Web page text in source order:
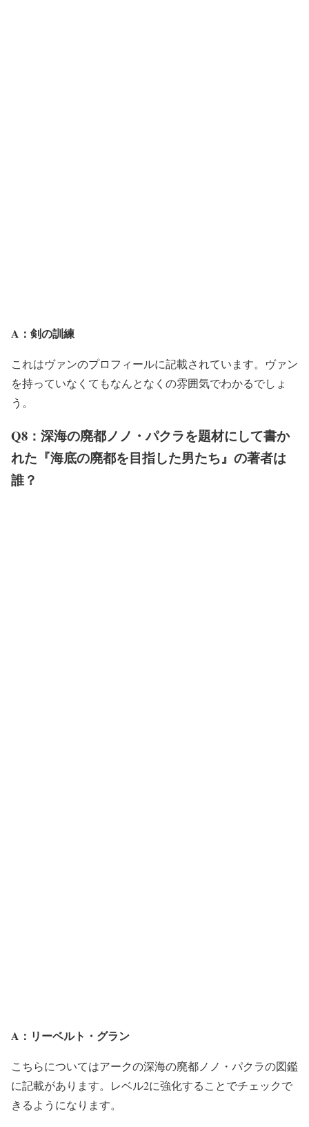
A：剣の訓練
これはヴァンのプロフィールに記載されています。ヴァン
を持っていなくてもなんとなくの雰囲気でわかるでしょ
う。
Q8：深海の廃都ノノ・パクラを題材にして書か
れた『海底の廃都を目指した男たち』の著者は
誰？
A：リーベルト・グラン
こちらについてはアークの深海の廃都ノノ・パクラの図鑑
に記載があります。レベル2に強化することでチェックで
きるようになります。